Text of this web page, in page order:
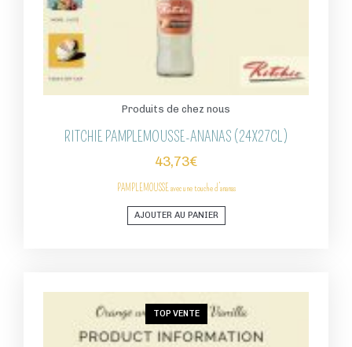
Produits de chez nous
RITCHIE PAMPLEMOUSSE-ANANAS (24X27CL)
43,73€
PAMPLEMOUSSEavec une touche d’ananas
AJOUTER AU PANIER
TOP VENTE